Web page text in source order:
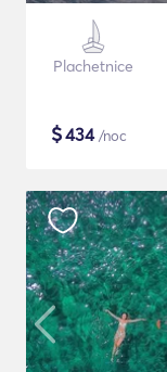
Plachetnice
$434/noc